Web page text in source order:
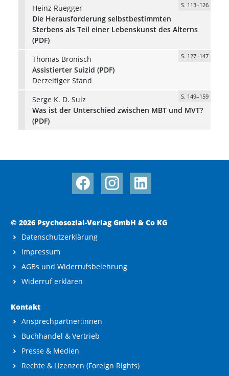
Heinz Rüegger
S. 113–126
Die Herausforderung selbstbestimmten
Sterbens als Teil einer Lebenskunst des Alterns
(PDF)
Thomas Bronisch
S. 127–147
Assistierter Suizid (PDF)
Derzeitiger Stand
Serge K. D. Sulz
S. 149–159
Was ist der Unterschied zwischen MBT und MVT?
(PDF)
© 2026 Psychosozial-Verlag GmbH & Co KG
Datenschutzerklärung
Impressum
AGBs und Widerrufsbelehrung
Widerruf erklären
Kontakt
Ansprechpartner:innen
Buchhandel & Vertrieb
Presse & Medien
Rechte & Lizenzen (Foreign Rights)